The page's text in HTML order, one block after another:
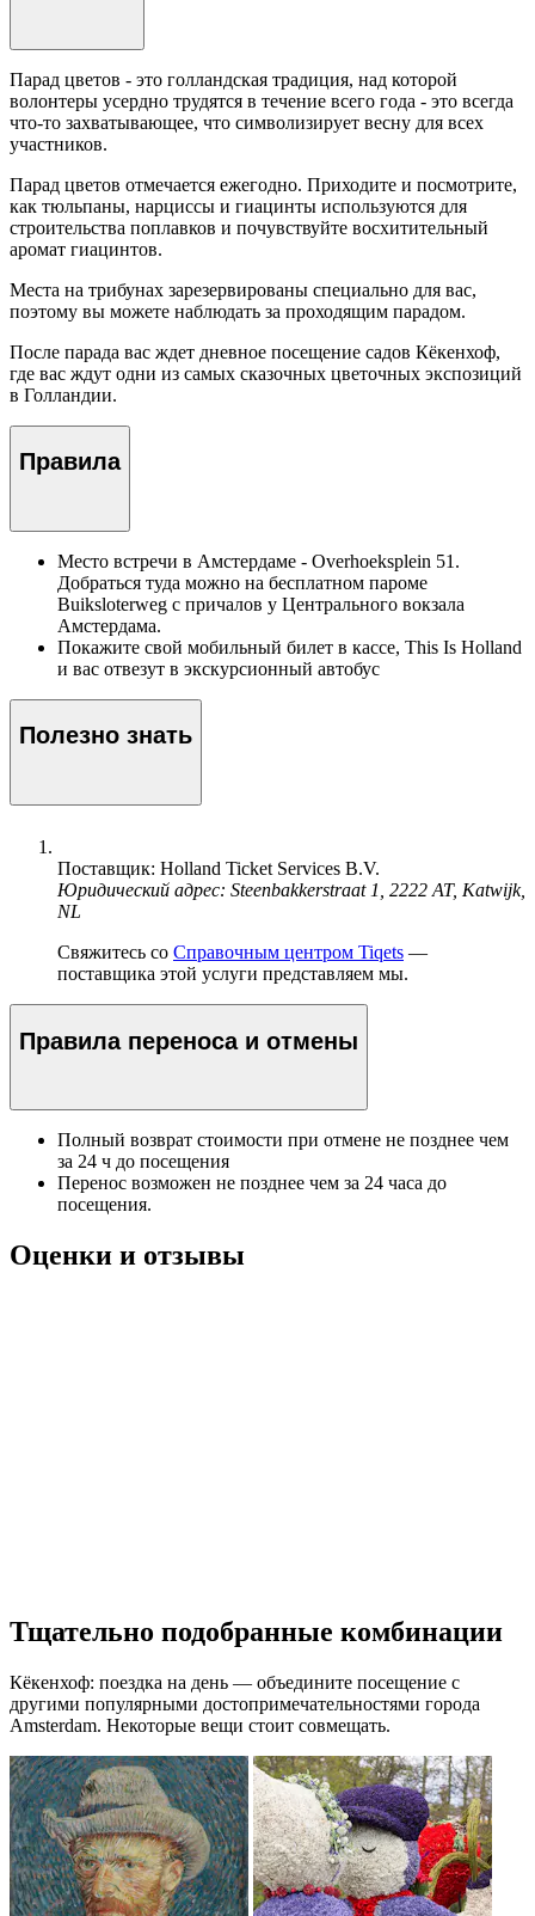
Парад цветов - это голландская традиция, над которой
волонтеры усердно трудятся в течение всего года - это всегда
что-то захватывающее, что символизирует весну для всех
участников.
Парад цветов отмечается ежегодно. Приходите и посмотрите,
как тюльпаны, нарциссы и гиацинты используются для
строительства поплавков и почувствуйте восхитительный
аромат гиацинтов.
Места на трибунах зарезервированы специально для вас,
поэтому вы можете наблюдать за проходящим парадом.
После парада вас ждет дневное посещение садов Кёкенхоф,
где вас ждут одни из самых сказочных цветочных экспозиций
в Голландии.
Правила
Место встречи в Амстердаме - Overhoeksplein 51.
Добраться туда можно на бесплатном пароме
Buiksloterweg с причалов у Центрального вокзала
Амстердама.
Покажите свой мобильный билет в кассе, This Is Holland
и вас отвезут в экскурсионный автобус
Полезно знать
Поставщик: Holland Ticket Services B.V.
Юридический адрес: Steenbakkerstraat 1, 2222 AT, Katwijk,
NL
Свяжитесь со Справочным центром Tiqets —
поставщика этой услуги представляем мы.
Правила переноса и отмены
Полный возврат стоимости при отмене не позднее чем
за 24 ч до посещения
Перенос возможен не позднее чем за 24 часа до
посещения.
Оценки и отзывы
Тщательно подобранные комбинации
Кёкенхоф: поездка на день — объедините посещение с
другими популярными достопримечательностями города
Amsterdam. Некоторые вещи стоит совмещать.